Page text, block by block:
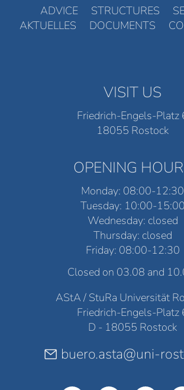
ADVICE STRUCTURES
AKTUELLES
DOCUMENTS
VISIT US
Friedrich-Engels-Platz
18055 Rostock
OPENING
Monday: 08:00-12:30
Tuesday: 10:00-15:00
Wednesday: closed
Thursday: closed
Friday: 08:00-12:30
Closed on 03.08 and
AStA / StuRa Universität
Friedrich-Engels-Platz
D - 18055 Rostock
buero.asta@uni-